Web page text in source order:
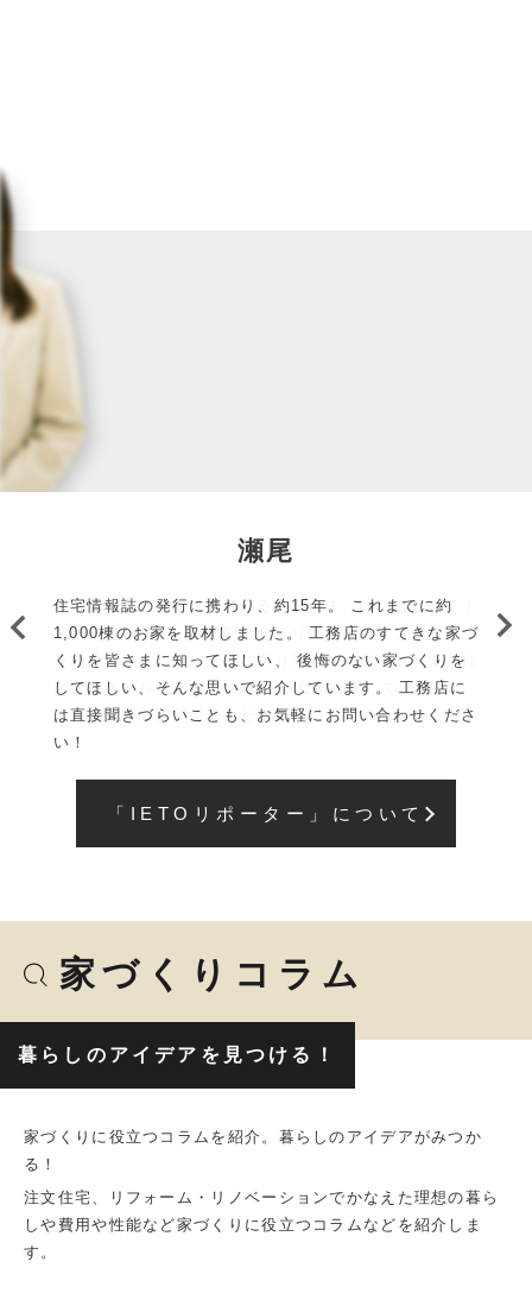
瀬尾
住宅情報誌の発行に携わり、約15年。 これまでに約
1,000棟のお家を取材しました。 工務店のすてきな家づ
くりを皆さまに知ってほしい、 後悔のない家づくりを
してほしい、そんな思いで紹介しています。 工務店に
は直接聞きづらいことも、お気軽にお問い合わせくださ
い！
「IETOリポーター」について
家づくりコラム
暮らしのアイデアを見つける！
家づくりに役立つコラムを紹介。暮らしのアイデアがみつか
る！
注文住宅、リフォーム・リノベーションでかなえた理想の暮ら
しや費用や性能など家づくりに役立つコラムなどを紹介しま
す。